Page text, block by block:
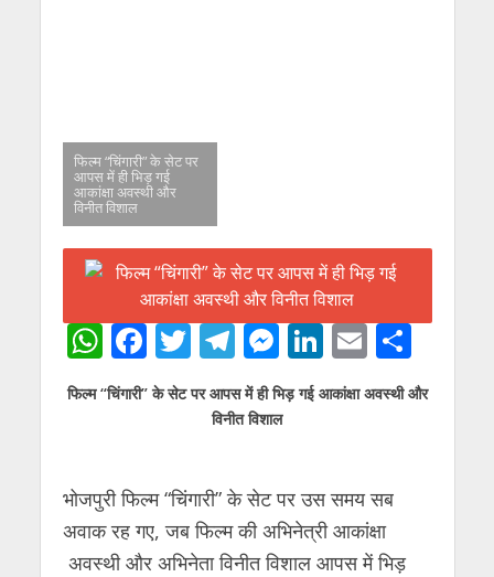
फिल्म “चिंगारी” के सेट पर
आपस में ही भिड़ गई
आकांक्षा अवस्थी और
विनीत विशाल
W
h
at
A
p
p
F
ac
e
o
o
k
T
w
itt
T
el
e
a
m
M
e
ss
n
g
er
Li
n
k
dI
n
E
m
ai
S
h
ar
फिल्म “चिंगारी” के सेट पर आपस में ही भिड़ गई आकांक्षा अवस्थी और
विनीत विशाल
भोजपुरी फिल्म “चिंगारी” के सेट पर उस समय सब
अवाक रह गए, जब फिल्म की अभिनेत्री आकांक्षा
अवस्थी और अभिनेता विनीत विशाल आपस में भिड़